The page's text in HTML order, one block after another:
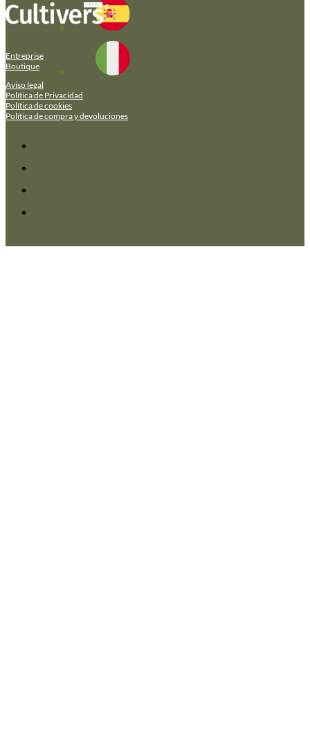
Entreprise
Boutique
Aviso legal
Política de Privacidad
Política de cookies
Política de compra y devoluciones